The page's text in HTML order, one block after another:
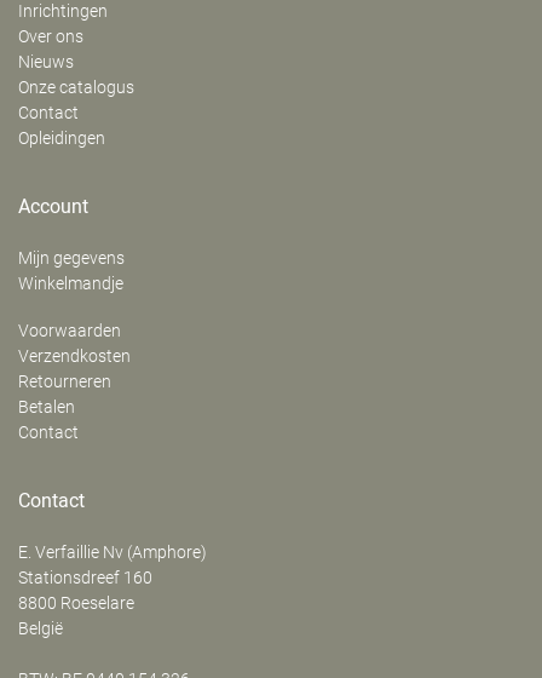
Inrichtingen
Over ons
Nieuws
Onze catalogus
Contact
Opleidingen
Account
Mijn gegevens
Winkelmandje
Voorwaarden
Verzendkosten
Retourneren
Betalen
Contact
Contact
E. Verfaillie Nv (Amphore)
‍Stationsdreef 160
8800 Roeselare
België